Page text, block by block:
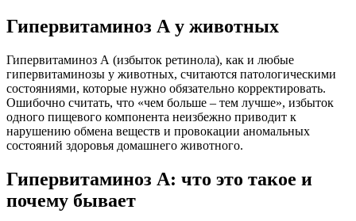
Гипервитаминоз А у животных
Гипервитаминоз А (избыток ретинола), как и любые
гипервитаминозы у животных, считаются патологическими
состояниями, которые нужно обязательно корректировать.
Ошибочно считать, что «чем больше – тем лучше», избыток
одного пищевого компонента неизбежно приводит к
нарушению обмена веществ и провокации аномальных
состояний здоровья домашнего животного.
Гипервитаминоз А: что это такое и
почему бывает